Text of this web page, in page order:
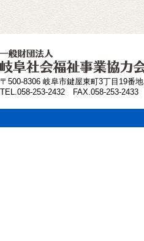
〒500-8306 岐阜市鍵屋東町3丁目19番地
TEL.058-253-2432 FAX.058-253-2433